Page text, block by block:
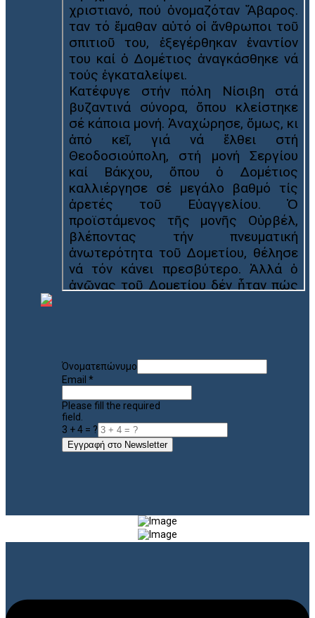
Όνοματεπώνυμο
Email *
Please fill the required
field.
3 + 4 = ?
Εγγραφή στο Newsletter